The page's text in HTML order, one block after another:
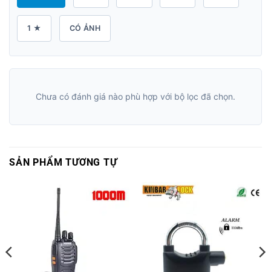
1 ★ CÓ ẢNH
Chưa có đánh giá nào phù hợp với bộ lọc đã chọn.
SẢN PHẨM TƯƠNG TỰ